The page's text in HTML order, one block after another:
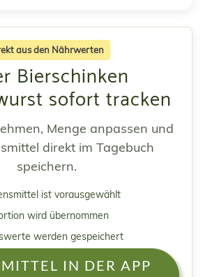
aus den Nährwerten
Bierschinken
sofort tracken
Menge anpassen und
direkt im Tagebuch
speichern.
ist vorausgewählt
wird übernommen
werden gespeichert
IN DER APP